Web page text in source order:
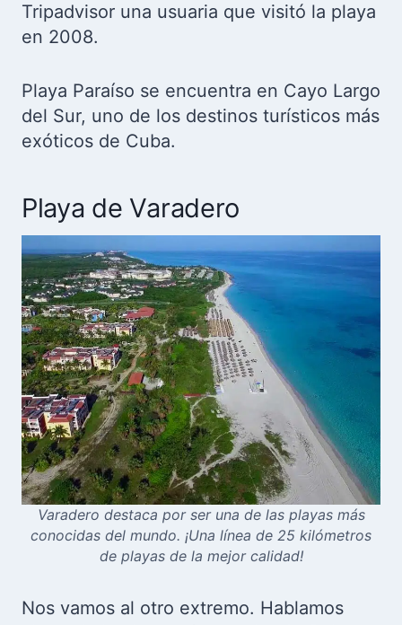
Tripadvisor una usuaria que visitó la playa
en 2008.
Playa Paraíso se encuentra en Cayo Largo
del Sur, uno de los destinos turísticos más
exóticos de Cuba.
Playa de Varadero
Varadero destaca por ser una de las playas más
conocidas del mundo. ¡Una línea de 25 kilómetros
de playas de la mejor calidad!
Nos vamos al otro extremo. Hablamos